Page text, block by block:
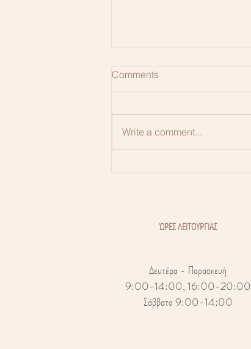
Comments
Write a comment...
ΏΡΕΣ ΛΕΙΤΟΥΡΓΙΑΣ
Δευτέρα - Παρασκευή
9:00-14:00, 16:00-20:00
Σάββατο 9:00-14:00